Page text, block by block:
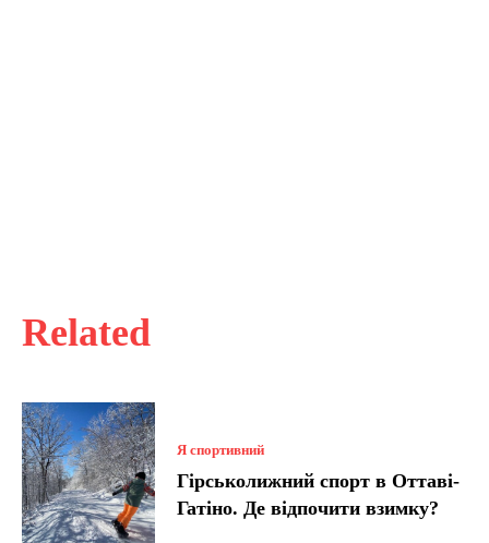
Related
Я спортивний
Гірськолижний спорт в Оттаві-
Гатіно. Де відпочити взимку?